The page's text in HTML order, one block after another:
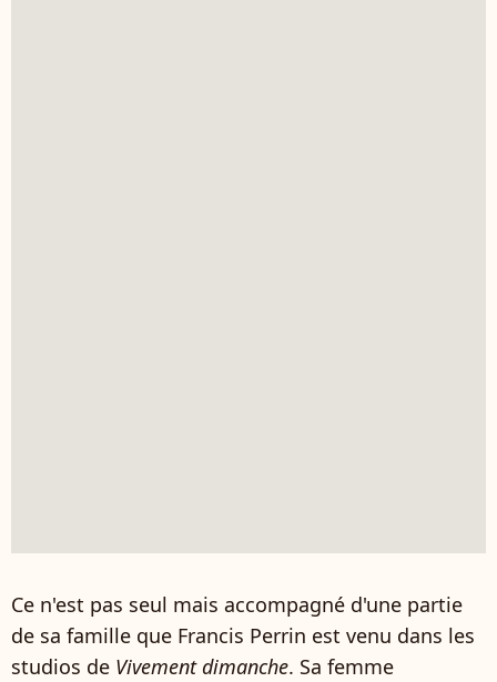
Ce n'est pas seul mais accompagné d'une partie
de sa famille que Francis Perrin est venu dans les
studios de Vivement dimanche. Sa femme